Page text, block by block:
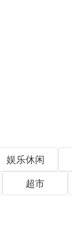
娱乐休闲
超市